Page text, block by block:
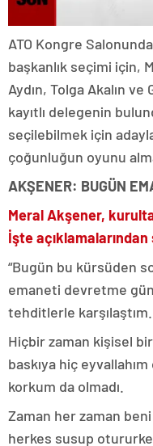
ATO Kongre
başkanlık seçimi için,
Aydın, Tolga Akalın ve
kayıtlı delegenin
seçilebilmek için
çoğunluğun oyunu
AKŞENER: BUGÜN
Meral Akşener,
İşte açıklamalarından
“Bugün bu kürsüden
emaneti devretme
tehditlerle karşılaştım.
Hiçbir zaman kişisel bir
baskıya hiç
korkum da olmadı.
Zaman her zaman beni
herkes susup